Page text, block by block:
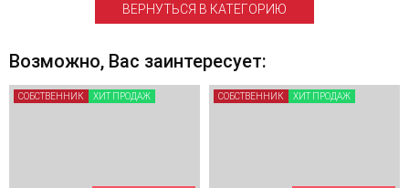
ВЕРНУТЬСЯ В КАТЕГОРИЮ
Возможно, Вас заинтересует:
СОБСТВЕННИК ХИТ ПРОДАЖ СОБСТВЕННИК ХИТ ПРОДАЖ